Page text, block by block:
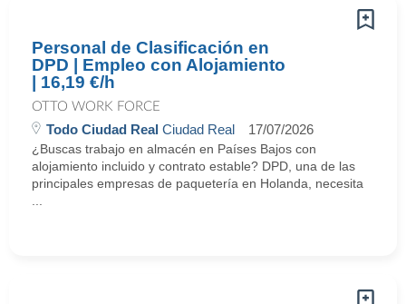
Personal de Clasificación en
DPD | Empleo con Alojamiento
| 16,19 €/h
OTTO WORK FORCE
Todo Ciudad Real Ciudad Real 17/07/2026
¿Buscas trabajo en almacén en Países Bajos con
alojamiento incluido y contrato estable? DPD, una de las
principales empresas de paquetería en Holanda, necesita